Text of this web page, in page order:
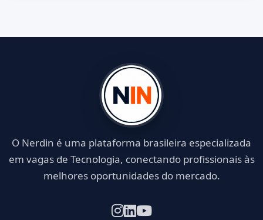
O Nerdin é uma plataforma brasileira especializada
em vagas de Tecnologia, conectando profissionais às
melhores oportunidades do mercado.